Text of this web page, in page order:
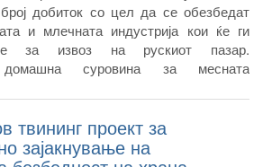
добиток со цел да се обезбедат
и млечната индустрија кои ќе ги
за извоз на рускиот пазар.
домашна суровина за месната
пазар и да се произведат доволни
потенцира тој.
твининг проект за
зајакнување на